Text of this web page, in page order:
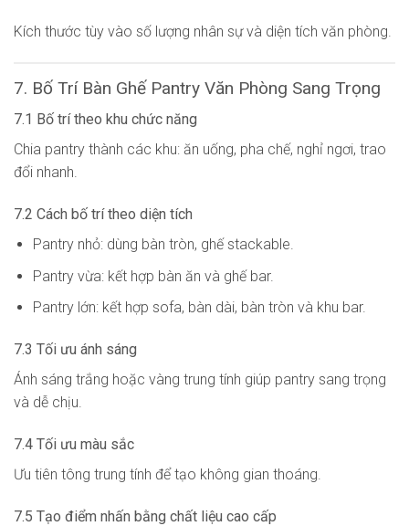
Kích thước tùy vào số lượng nhân sự và diện tích văn phòng.
7. Bố Trí Bàn Ghế Pantry Văn Phòng Sang Trọng
7.1 Bố trí theo khu chức năng
Chia pantry thành các khu: ăn uống, pha chế, nghỉ ngơi, trao
đổi nhanh.
7.2 Cách bố trí theo diện tích
Pantry nhỏ: dùng bàn tròn, ghế stackable.
Pantry vừa: kết hợp bàn ăn và ghế bar.
Pantry lớn: kết hợp sofa, bàn dài, bàn tròn và khu bar.
7.3 Tối ưu ánh sáng
Ánh sáng trắng hoặc vàng trung tính giúp pantry sang trọng
và dễ chịu.
7.4 Tối ưu màu sắc
Ưu tiên tông trung tính để tạo không gian thoáng.
7.5 Tạo điểm nhấn bằng chất liệu cao cấp